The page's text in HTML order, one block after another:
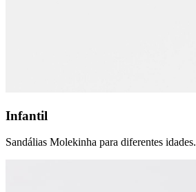
Infantil
Sandálias Molekinha para diferentes idades.